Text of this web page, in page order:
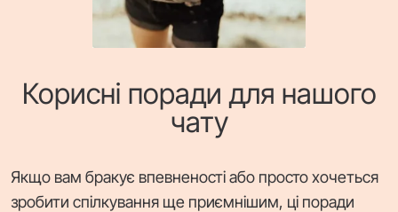
Корисні поради для нашого
чату
Якщо вам бракує впевненості або просто хочеться
зробити спілкування ще приємнішим, ці поради